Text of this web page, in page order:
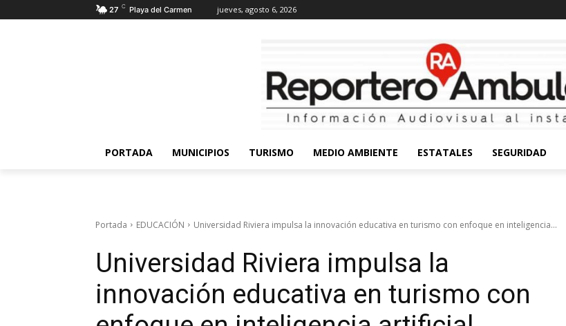
27 C Playa del Carmen jueves, agosto 6, 2026
PORTADA MUNICIPIOS TURISMO MEDIO AMBIENTE ESTATALES SEGURIDAD
Portada EDUCACIÓN Universidad Riviera impulsa la innovación educativa en turismo con enfoque en inteligencia...
Universidad Riviera impulsa la
innovación educativa en turismo con